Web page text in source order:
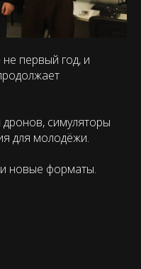
первый год, и
дронов, симуляторы
для молодёжи.
новые форматы.